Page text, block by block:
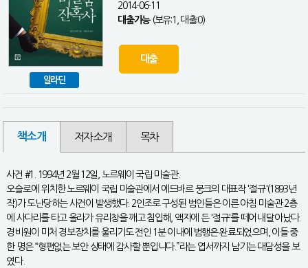
알라딘
2014-06-11
대출가능(보유:1, 대출:0)
대출
책소개 저자소개 목차
사건 #1. 1994년 2월 12일, 노르웨이 국립 미술관.
오슬로에 위치한 노르웨이 국립 미술관에서 에드바르 뭉크의 대표작 '절규'(1893년
작)가 도난당하는 사건이 발생했다. 2인조로 구성된 범인들은 이른 아침 미술관 2층
에 사다리를 타고 올라가 유리창을 깨고 침입해, 액자에 든 '절규'를 떼어내 달아났다.
경비원이 미처 경보장치를 울리기도 전인 1분 이내에 범행은 완료되었으며, 이들 중
한 명은 “형편없는 보안 상태에 감사할 뿐입니다.”라는 엽서까지 남기는 대담성을 보
였다.